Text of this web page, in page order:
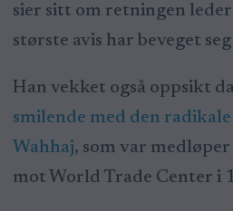
sier sitt om retningen
største avis har beveget
Han vekket også oppsikt
smilende med den
Wahhaj, som var
mot World Trade Center i